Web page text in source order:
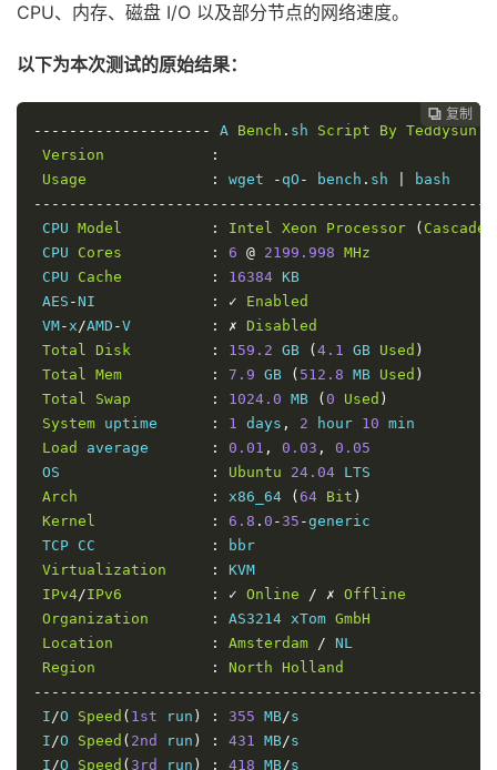
CPU、内存、磁盘 I/O 以及部分节点的网络速度。
以下为本次测试的原始结果：
 复制
 复制
 复制
 复制
 复制
 复制
 复制
--------------------
A Bench . sh Script By Teddysun
Version
:
Usage
: wget - qO - bench . sh
CPU Model : Intel Xeon Processor (
CPU Cores : 6 @ 2199.998 MHz
CPU Cache : 16384 KB
AES -NI : ✓
Enabled
VM-x/AMD -V : ✗ Disabled
Total Disk : 159.2 GB ( 4.1 GB Used )
Total Mem : 7.9 GB ( 512.8 MB Used )
Total
Swap : 1024.0 MB ( 0 Used )
System uptime : 1 days , 2 hour 10 min
Load
average : 0.01 , 0.03 ,
0.05
OS
: Ubuntu 24.04 LTS
Arch
: x86_64 ( 64 Bit )
Kernel
: 6.8 . 0 -35 -generic
TCP CC
:
bbr
Virtualization
:
KVM
IPv4/IPv6 : ✓ Online / ✗ Offline
Organization
: AS3214 xTom GmbH
Location
: Amsterdam / NL
Region
: North Holland
I/O Speed ( 1st run ) : 355 MB/s
I/O Speed ( 2nd run ) : 431 MB/s
I/O Speed ( 3rd run ) : 418 MB/s